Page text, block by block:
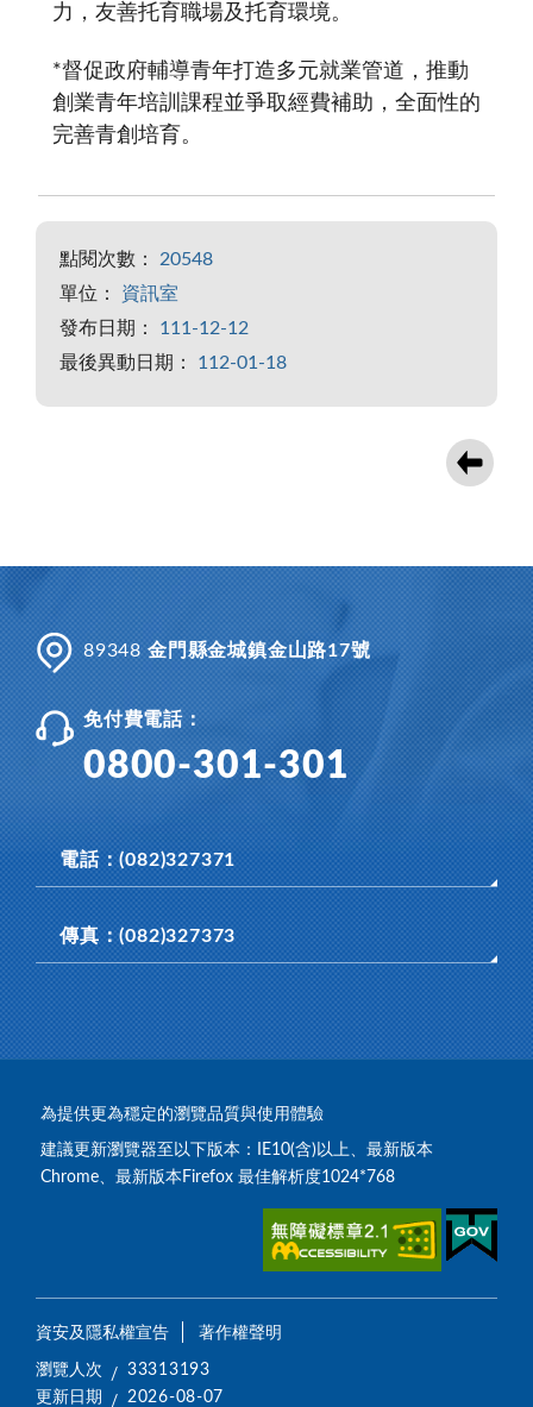
力，友善托育職場及托育環境。
*督促政府輔導青年打造多元就業管道，推動
創業青年培訓課程並爭取經費補助，全面性的
完善青創培育。
點閱次數：
20548
單位：
資訊室
發布日期：
111-12-12
最後異動日期：
112-01-18
89348 金門縣金城鎮金山路17號
免付費電話：
0800-301-301
電話：(082)327371
傳真：(082)327373
為提供更為穩定的瀏覽品質與使用體驗
建議更新瀏覽器至以下版本：IE10(含)以上、最新版本
Chrome、最新版本Firefox 最佳解析度1024*768
資安及隱私權宣告 著作權聲明
瀏覽人次
33313193
更新日期
2026-08-07